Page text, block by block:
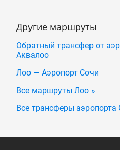
Другие маршруты
Обратный трансфер от
Аквалоо
Лоо — Аэропорт Сочи
Все маршруты Лоо »
Все трансферы аэропорта